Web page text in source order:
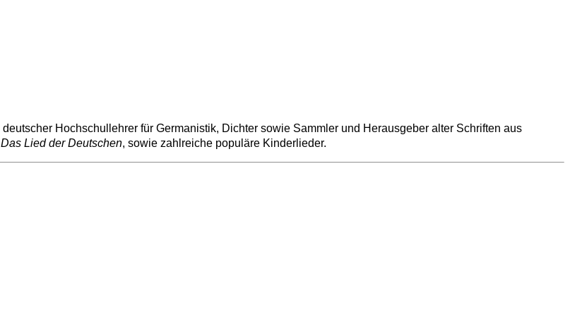
deutscher Hochschullehrer für Germanistik, Dichter sowie Sammler und Herausgeber alter Schriften aus
Das Lied der Deutschen, sowie zahlreiche populäre Kinderlieder.